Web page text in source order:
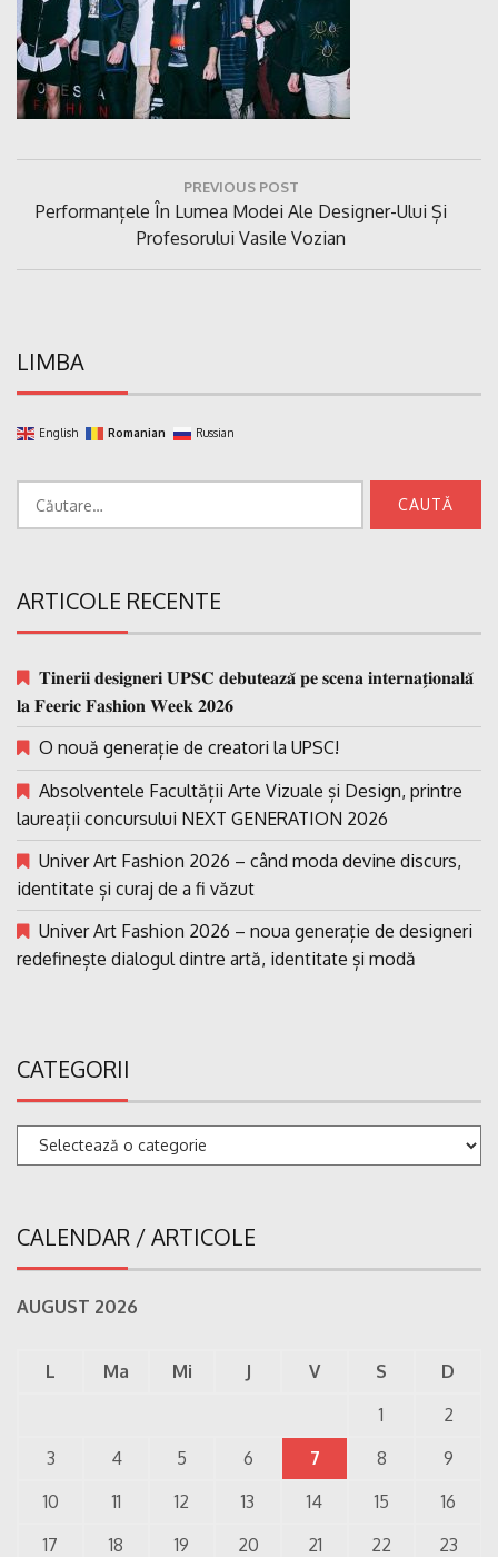
articole
PREVIOUS POST
Previous
Performanțele În Lumea Modei Ale Designer-Ului Și
Profesorului Vasile Vozian
LIMBA
English Romanian Russian
ARTICOLE RECENTE
𝐓𝐢𝐧𝐞𝐫𝐢𝐢 𝐝𝐞𝐬𝐢𝐠𝐧𝐞𝐫𝐢 𝐔𝐏𝐒𝐂 𝐝𝐞𝐛𝐮𝐭𝐞𝐚𝐳𝐚̆ 𝐩𝐞 𝐬𝐜𝐞𝐧𝐚 𝐢𝐧𝐭𝐞𝐫𝐧𝐚𝐭̗𝐢𝐨𝐧𝐚𝐥𝐚̆
𝐥𝐚 𝐅𝐞𝐞𝐫𝐢𝐜 𝐅𝐚𝐬𝐡𝐢𝐨𝐧 𝐖𝐞𝐞𝐤 𝟐𝟎𝟐𝟔
O nouă generație de creatori la UPSC!
Absolventele Facultății Arte Vizuale și Design, printre
laureații concursului NEXT GENERATION 2026
Univer Art Fashion 2026 – când moda devine discurs,
identitate și curaj de a fi văzut
Univer Art Fashion 2026 – noua generație de designeri
redefinește dialogul dintre artă, identitate și modă
CATEGORII
Categorii
CALENDAR / ARTICOLE
AUGUST 2026
L Ma Mi J V S
D
1
2
3
4 5 6 7 8
9
10
11 12 13 14 15
16
17
18 19 20 21 22
23